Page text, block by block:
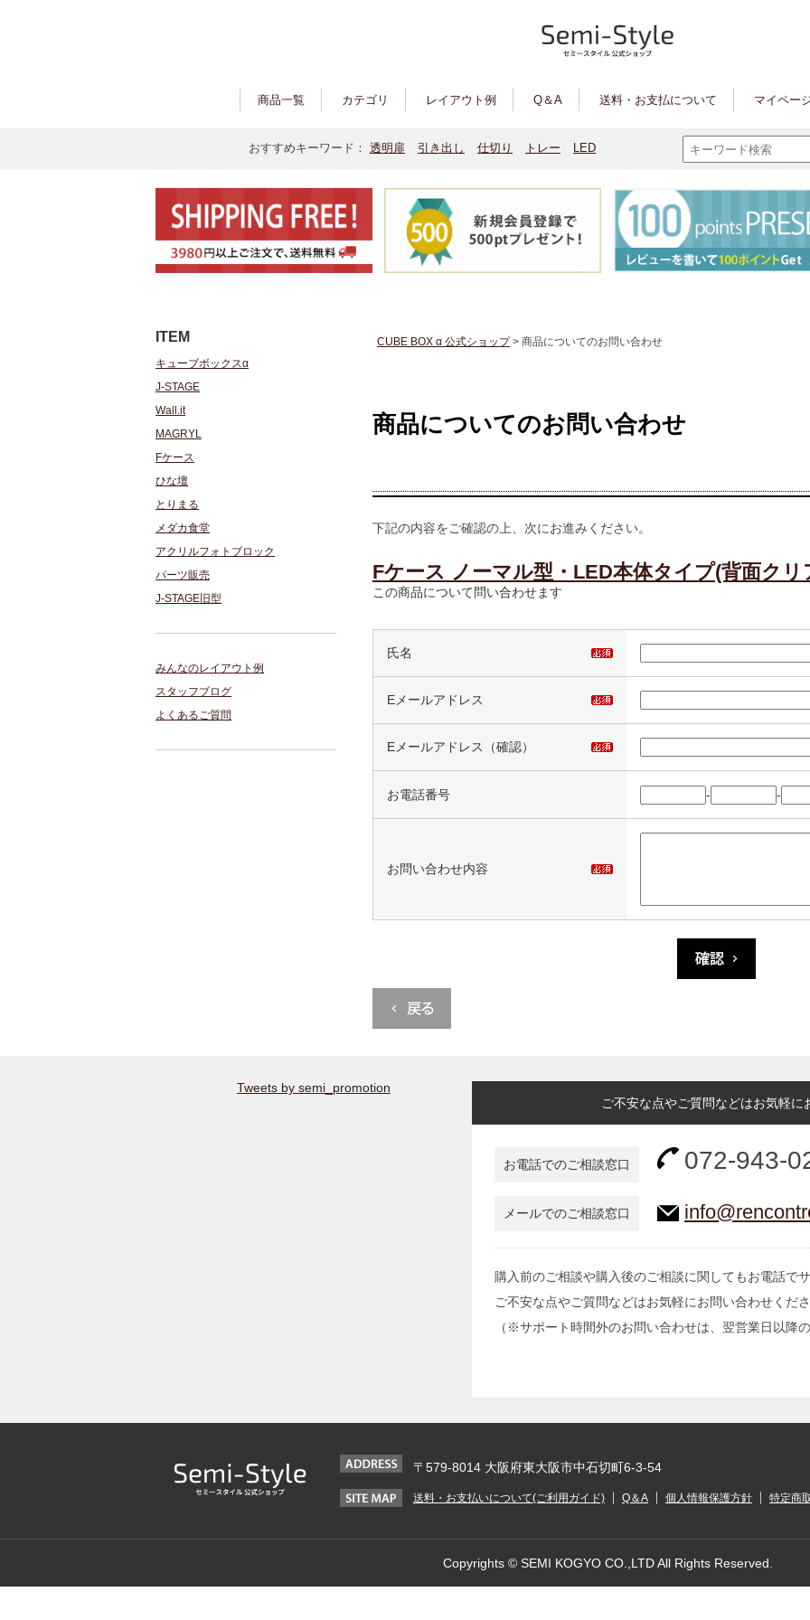
商品一覧 カテゴリ レイアウト例 Q＆A 送料・お支払について マイペー
おすすめキーワード： 透明扉 引き出し 仕切り トレー LED
ITEM
キューブボックスα
J-STAGE
Wall.it
MAGRYL
Fケース
ひな壇
とりまる
メダカ食堂
アクリルフォトブロック
パーツ販売
J-STAGE旧型
みんなのレイアウト例
スタッフブログ
よくあるご質問
CUBE BOX α 公式ショップ> 商品についてのお問い合わせ
商品についてのお問い合わせ
下記の内容をご確認の上、次にお進みください。
Fケース ノーマル型・LED本体タイプ(背面クリ
この商品について問い合わせます
氏名
Eメールアドレス
Eメールアドレス（確認）
お電話番号 - -
お問い合わせ内容
Tweets by semi_promotion
ご不安な点やご質問などはお気軽に
お電話でのご相談窓口 072-943-
メールでのご相談窓口
購入前のご相談や購入後のご相談に関してもお電話で
ご不安な点やご質問などはお気軽にお問い合わせくだ
（※サポート時間外のお問い合わせは、翌営業日以降
〒579-8014 大阪府東大阪市中石切町6-3-54
送料・お支払いについて(ご利用ガイド) Q＆A 個人情報保護方針 特定商
Copyrights © SEMI KOGYO CO.,LTD All Rights Reserved.